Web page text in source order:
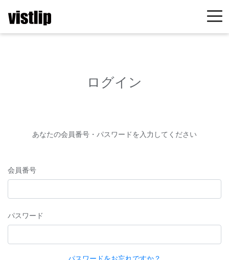
ログイン
あなたの会員番号・パスワードを入力してください
会員番号
パスワード